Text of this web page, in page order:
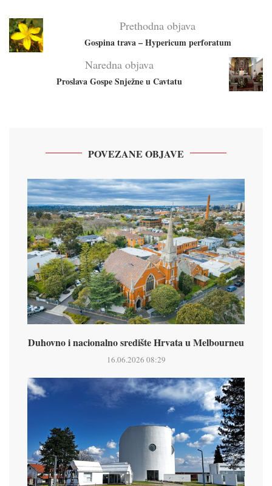
Prethodna objava
Gospina trava – Hypericum perforatum
Naredna objava
Proslava Gospe Snježne u Cavtatu
POVEZANE OBJAVE
Duhovno i nacionalno središte Hrvata u Melbourneu
16.06.2026 08:29